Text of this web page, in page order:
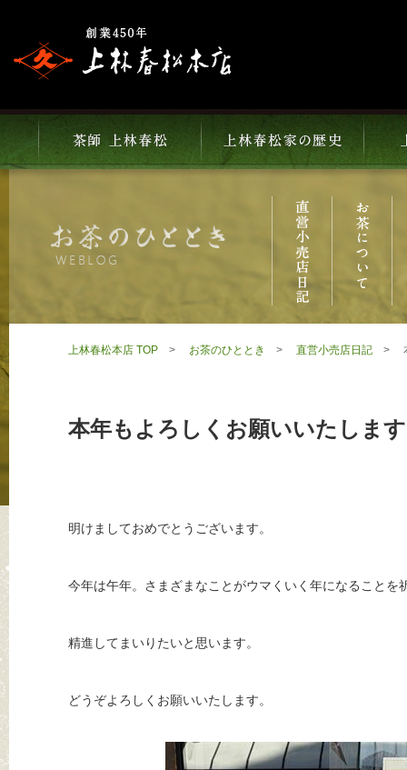
上林春松本店 TOP お茶のひととき 直営小売店日記
本年もよろしくお願いいたします
明けましておめでとうございます。
今年は午年。さまざまなことがウマくいく年になることを
精進してまいりたいと思います。
どうぞよろしくお願いいたします。